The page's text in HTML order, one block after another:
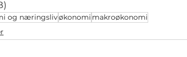
og næringslivøkonomi makroøkonomi